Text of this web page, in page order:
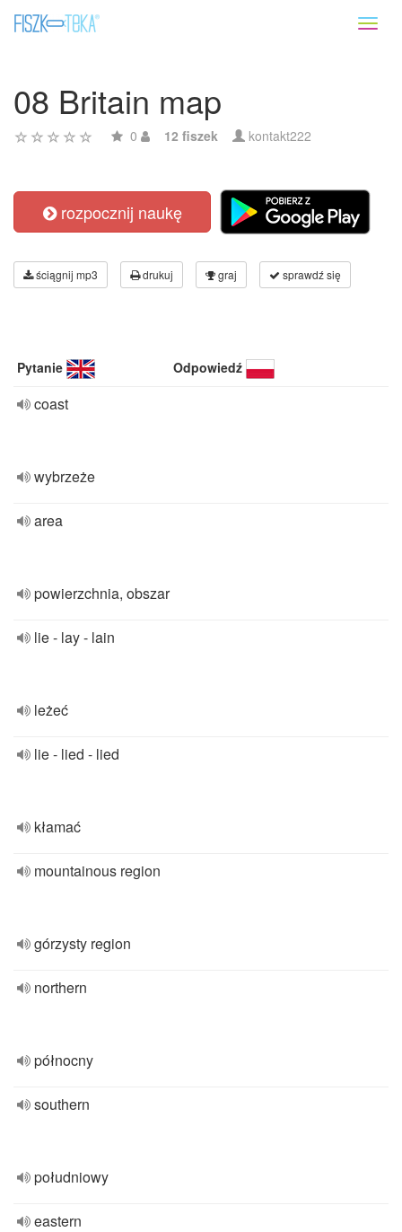
08 Britain map
0 12 fiszek kontakt222
rozpocznij naukę
ściągnij mp3 drukuj graj sprawdź się
Pytanie Odpowiedź
coast
wybrzeże
area
powierzchnia, obszar
lie - lay - lain
leżeć
lie - lied - lied
kłamać
mountainous region
górzysty region
northern
północny
southern
południowy
eastern